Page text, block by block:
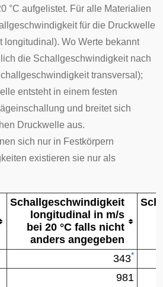
°C aufgelistet. Für alle Materialien
für die Druckwelle
longitudinal). Wo Werte bekannt
die Schallgeschwindigkeit nach
transversal);
entsteht in einem festen
und breitet sich
Druckwelle aus.
sich nur in Festkörpern
existieren sie nur als
Schallgeschwindigkeit
longitudinal in m/s
bei 20 °C falls nicht
anders angegeben
343*
981